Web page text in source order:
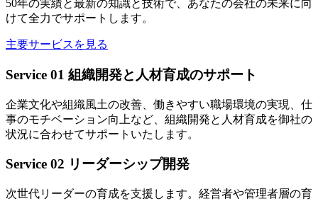
50年の実績と最新の知識と技術で、あなたの会社の未来に向
けて全力でサポートします。
主要サービスを見る
Service 01 組織開発と人材育成のサポート
企業文化や組織風土の改善、働きやすい職場環境の実現、仕
事のモチベーション向上など、組織開発と人材育成を御社の
状況に合わせてサポートいたします。
Service 02 リーダーシップ開発
次世代リーダーの育成を支援します。経営者や管理者層の育